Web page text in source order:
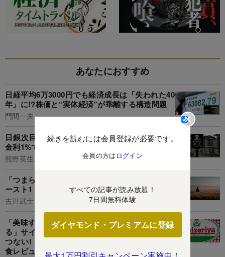
続きを読むには会員登録が必要です。
会員の方は ログイン
すべての記事が読み放題！
7日間無料体験
ダイヤモンド・プレミアムに登録
あなたにおすすめ
日経平均6万3000円でも経済成長は「失われた40
年」に!?株価と“実体経済”が乖離する構造問題
門間一夫
日銀次回「12月利上げ」は遅いか早いか、政策
金利1%でも“円安基調”変わらず
熊野英生
「つまらない人生を送る人」に共通する特徴・ワ
ースト1
古川武士
「美味すぎてひっくり返った」「まじ無限に食え
る」サイゼリヤの“250円デザート”幸福感がえげ
つない!「行ったら食べずにはいられない」《実
食レビュー》